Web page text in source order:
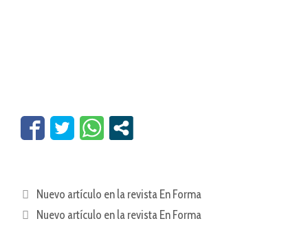
Nuevo artículo en la revista En Forma
Nuevo artículo en la revista En Forma